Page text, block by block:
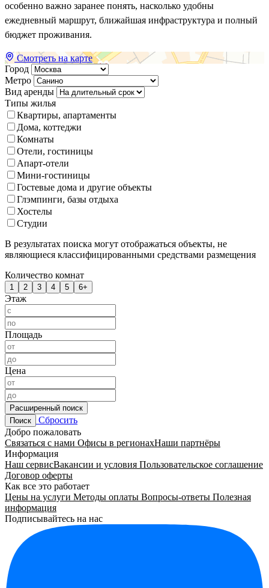
особенно важно заранее понять, насколько удобны
ежедневный маршрут, ближайшая инфраструктура и полный
бюджет проживания.
Смотреть на карте
Город
Метро
Вид аренды
Типы жилья
Квартиры, апартаменты
Дома, коттеджи
Комнаты
Отели, гостиницы
Апарт-отели
Мини-гостиницы
Гостевые дома и другие объекты
Глэмпинги, базы отдыха
Хостелы
Студии
В результатах поиска могут отображаться объекты, не
являющиеся классифицированными средствами размещения
Количество комнат
1 2 3 4 5 6+
Этаж
Площадь
Цена
Расширенный поиск
Поиск
Сбросить
Добро пожаловать
Связаться с нами Офисы в регионахНаши партнёры
Информация
Наш сервисВакансии и условия Пользовательское соглашение
Договор оферты
Как все это работает
Цены на услуги Методы оплаты Вопросы-ответы Полезная
информация
Подписывайтесь на нас